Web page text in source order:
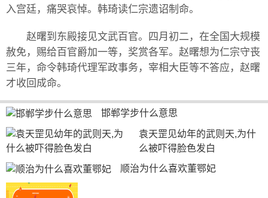
入宫廷，痛哭哀悼。韩琦读仁宗遗诏制命。
赵曙到东殿接见文武百官。四月初二，在全国大规模
赦免，赐给百官爵加一等，奖赏各军。赵曙想为仁宗守丧
三年，命令韩琦代理军政事务，宰相大臣等不答应，赵曙
才收回成命。
邯郸学步什么意思
袁天罡见幼年的武则天,为什
么被吓得脸色发白
顺治为什么喜欢董鄂妃